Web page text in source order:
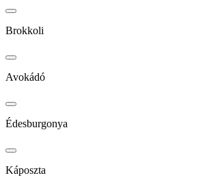
Brokkoli
Avokádó
Édesburgonya
Káposzta